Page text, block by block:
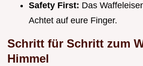
Safety First: Das
Achtet auf eure Finger.
Schritt für Schritt zum
Himmel